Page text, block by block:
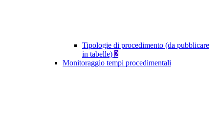
Tipologie di procedimento (da pubblicare
in tabelle) 2
Monitoraggio tempi procedimentali